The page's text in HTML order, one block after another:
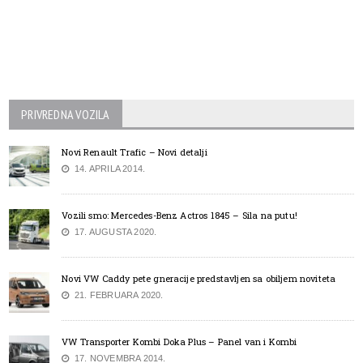
PRIVREDNA VOZILA
Novi Renault Trafic – Novi detalji
14. APRILA 2014.
Vozili smo: Mercedes-Benz Actros 1845 – Sila na putu!
17. AUGUSTA 2020.
Novi VW Caddy pete gneracije predstavljen sa obiljem noviteta
21. FEBRUARA 2020.
VW Transporter Kombi Doka Plus – Panel van i Kombi
17. NOVEMBRA 2014.